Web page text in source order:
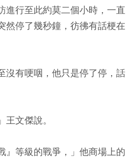
進行至此約莫二個小時，一直
然停了幾秒鐘，彷彿有話梗在
沒有哽咽，他只是停了停，話
王文傑說。
』等級的戰爭，」他商場上的